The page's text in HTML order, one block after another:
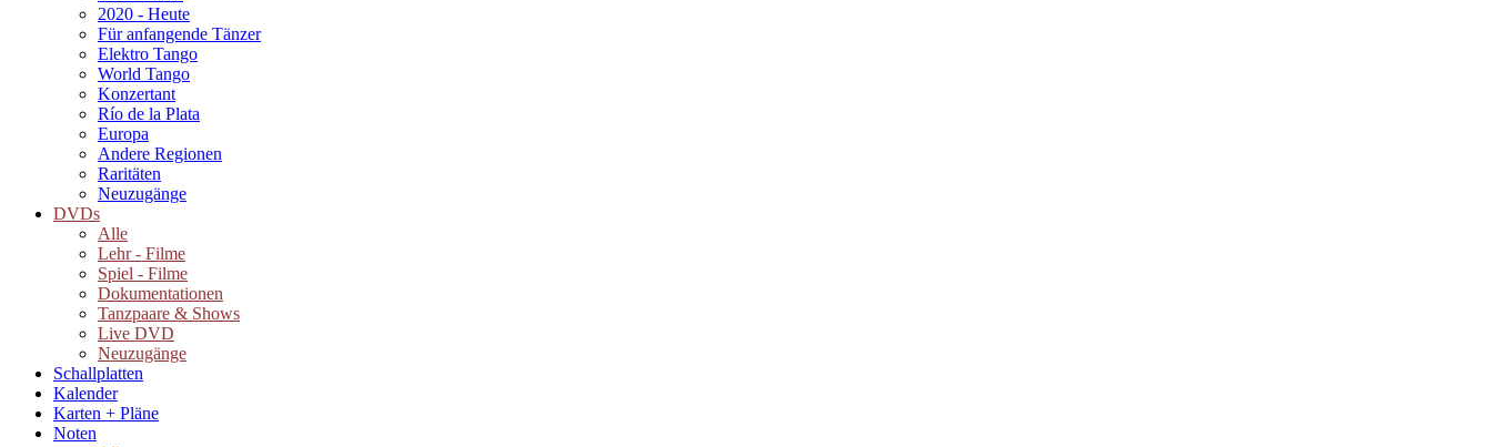
2020 - Heute
Für anfangende Tänzer
Elektro Tango
World Tango
Konzertant
Río de la Plata
Europa
Andere Regionen
Raritäten
Neuzugänge
DVDs
Alle
Lehr - Filme
Spiel - Filme
Dokumentationen
Tanzpaare & Shows
Live DVD
Neuzugänge
Schallplatten
Kalender
Karten + Pläne
Noten